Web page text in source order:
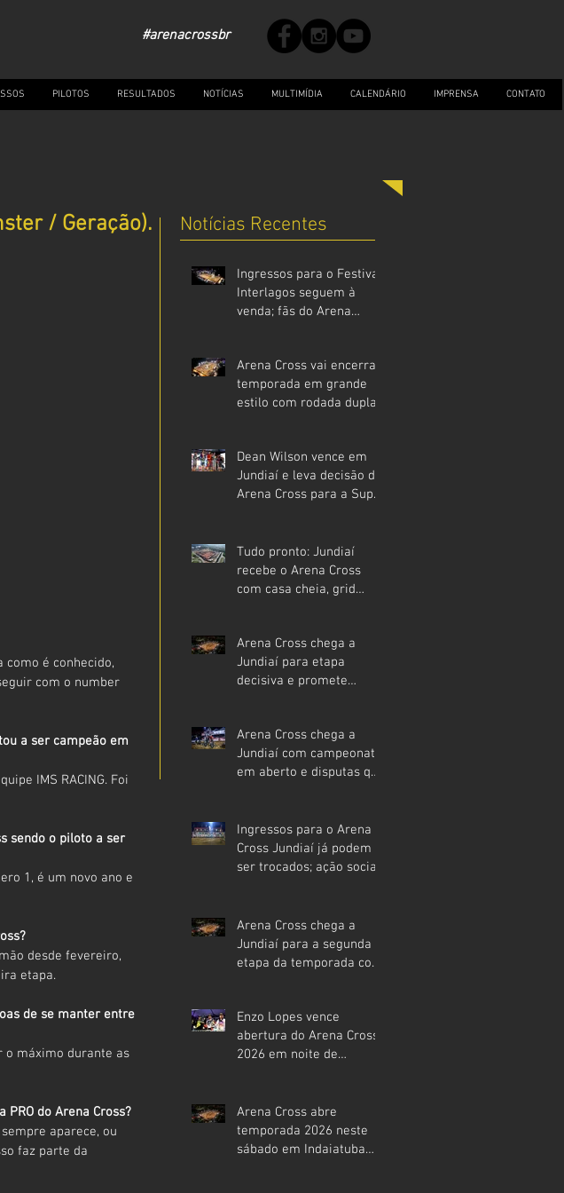
#arenacrossbr
PILOTOS RESULTADOS NOTÍCIAS MULTIMÍDIA CALENDÁRIO IMPRENSA CONTATO
Ingressos para o Festival
Interlagos seguem à
venda; fãs do Arena
antecipadamente
Arena Cross vai encerrar
temporada em grande
estilo com rodada dupla
Dean Wilson vence em
Jundiaí e leva decisão do
Arena Cross para a Super
Tudo pronto: Jundiaí
recebe o Arena Cross
com casa cheia, grid
campeonato
Arena Cross chega a
Jundiaí para etapa
decisiva e promete
Arena Cross chega a
Jundiaí com campeonato
em aberto e disputas que
Ingressos para o Arena
Cross Jundiaí já podem
ser trocados; ação social
famílias da cidade
Arena Cross chega a
Jundiaí para a segunda
etapa da temporada com
Enzo Lopes vence
abertura do Arena Cross
2026 em noite de
Arena Cross abre
temporada 2026 neste
sábado em Indaiatuba
Notícias Recentes
/ Geração).
como é conhecido,
com o number
a ser campeão em
IMS RACING. Foi
sendo o piloto a ser
1, é um novo ano e
desde fevereiro,
etapa.
de se manter entre
o máximo durante as
do Arena Cross?
aparece, ou
faz parte da